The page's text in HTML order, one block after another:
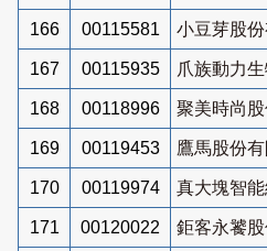
166 00115581 小豆芽股份
167 00115935 爪族動力
168 00118996 聚美時尚
169 00119453 鷹馬股份有
170 00119974 真大塊智
171 00120022 鉅客永饕